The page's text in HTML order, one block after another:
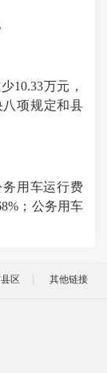
万元，
八项规定和县
用车运行费
；公务用车
区 其他链接